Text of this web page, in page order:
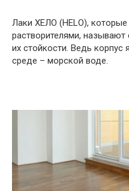
Лаки ХЕЛО (HELO),
растворителями,
их стойкости. Ведь корпус
среде – морской воде.